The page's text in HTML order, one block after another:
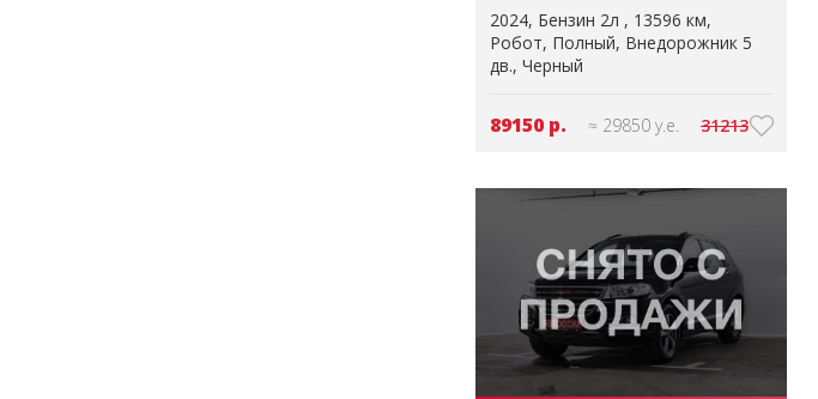
2024 Бензин 2л
13596 км
Робот Полный Внедорожник 5
дв. Черный
89150 р. ≈ 29850 у.е. 31213